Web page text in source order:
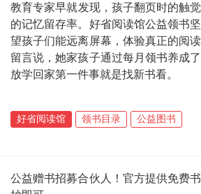
教育专家早就发现，孩子翻页时的触
的记忆留存率。好省阅读馆公益领书
望孩子们能远离屏幕，体验真正的阅
留言说，她家孩子通过每月领书养成
放学回家第一件事就是找新书看。
好省阅读馆 领书目录 公益图书
公益赠书招募合伙人！官方提供免费